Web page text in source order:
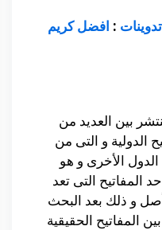
: افضل كريم
بين العديد من
الدولية و التى من
الدول الأخرى و هو
أحد المفاتيح التى تعد
و ذلك بعد البحث
المفاتيح الحقيقية